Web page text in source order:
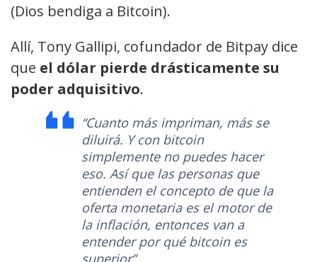
(Dios bendiga a Bitcoin).
Allí, Tony Gallipi, cofundador de Bitpay dice
que el dólar pierde drásticamente su
poder adquisitivo.
“Cuanto más impriman, más se
diluirá. Y con bitcoin
simplemente no puedes hacer
eso. Así que las personas que
entienden el concepto de que la
oferta monetaria es el motor de
la inflación, entonces van a
entender por qué bitcoin es
superior”.